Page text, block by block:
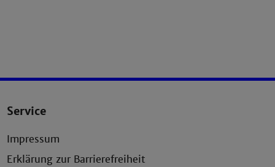
Service
Impressum
Erklärung zur Barrierefreiheit